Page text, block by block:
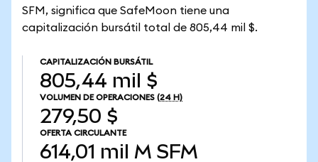
SFM, significa que SafeMoon tiene una
capitalización bursátil total de 805,44 mil $.
CAPITALIZACIÓN BURSÁTIL
805,44 mil $
VOLUMEN DE OPERACIONES (24 H)
279,50 $
OFERTA CIRCULANTE
614,01 mil M SFM